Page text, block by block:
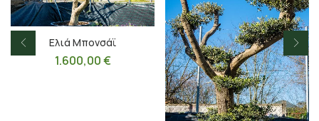
Ελιά Μπονσάϊ
1.600,00€